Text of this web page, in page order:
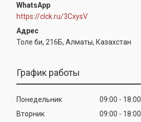
WhatsApp
https://clck.ru/3CxysV
Толе би, 216Б, Алматы, Казахстан
График работы
Понедельник 09:00
18:00
Вторник
09:00 18:00